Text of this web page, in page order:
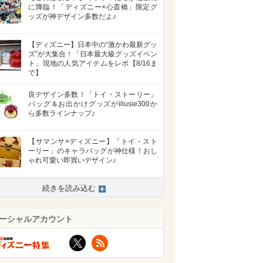
に降臨！「ディズニー×心斎橋」限定グ
ッズが神デザイン多数だよ♪
【ディズニー】日本中の“激かわ最新グッ
ズ”が大集合！「日本最大級グッズイベン
ト」現地の人気アイテムをレポ【8/16ま
で】
良デザイン多数！「トイ・ストーリー」
バッグ＆お出かけグッズがillusie300か
ら多数ラインナップ♪
【サマンサ×ディズニー】「トイ・スト
ーリー」のキャラバッグが神仕様！おし
ゃれ可愛い即買いデザイン♪
続きを読み込む
シャルアカウント
X